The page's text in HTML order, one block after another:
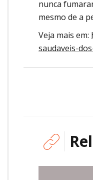
nunca
mesmo de a
Veja mais em:
saudaveis-